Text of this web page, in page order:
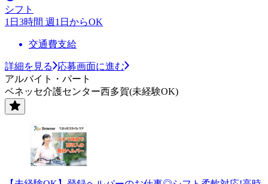
シフト
1日3時間 週1日からOK
交通費支給
詳細を見る
応募画面に進む
アルバイト・パート
ベネッセ介護センター西多賀(未経験OK)